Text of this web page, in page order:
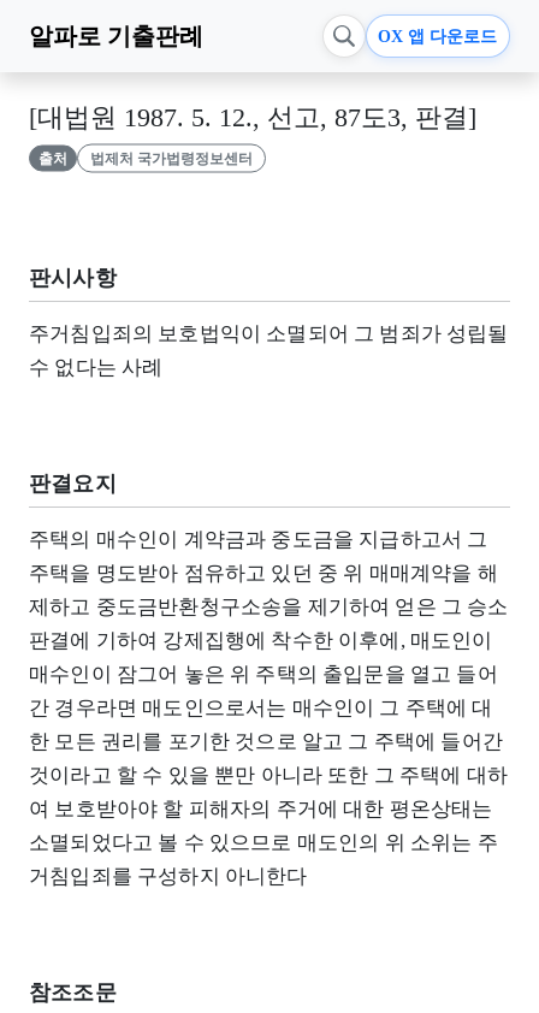
알파로 기출판례 OX 앱 다운로드
[대법원 1987. 5. 12., 선고, 87도3, 판결]
출처 법제처 국가법령정보센터
판시사항
주거침입죄의 보호법익이 소멸되어 그 범죄가 성립될
수 없다는 사례
판결요지
주택의 매수인이 계약금과 중도금을 지급하고서 그
주택을 명도받아 점유하고 있던 중 위 매매계약을 해
제하고 중도금반환청구소송을 제기하여 얻은 그 승소
판결에 기하여 강제집행에 착수한 이후에, 매도인이
매수인이 잠그어 놓은 위 주택의 출입문을 열고 들어
간 경우라면 매도인으로서는 매수인이 그 주택에 대
한 모든 권리를 포기한 것으로 알고 그 주택에 들어간
것이라고 할 수 있을 뿐만 아니라 또한 그 주택에 대하
여 보호받아야 할 피해자의 주거에 대한 평온상태는
소멸되었다고 볼 수 있으므로 매도인의 위 소위는 주
거침입죄를 구성하지 아니한다
참조조문